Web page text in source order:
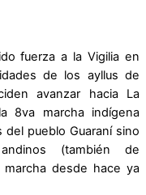
fuerza a la Vigilia en
de los ayllus de
avanzar hacia La
8va marcha indígena
pueblo Guaraní sino
(también de
marcha desde hace ya